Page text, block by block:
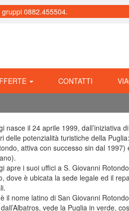
gruppi 0882.455504.
CONTATTI
nasce il 24 aprile 1999,
delle potenzialità turistiche della
attiva con successo sin dal
apre i suoi uffici a S. Giovanni
dove è ubicata la sede legale ed il
il nome latino di San Giovanni
vede la Puglia in verde,